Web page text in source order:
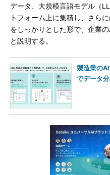
データ、大規模言語モデル（
トフォーム上に集積し、さら
をしっかりとした形で、企業
と説明する。
製造業の
でデータ